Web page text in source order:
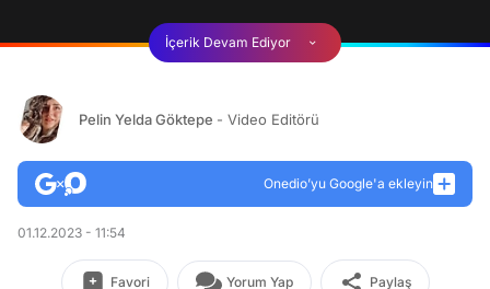
İçerik Devam Ediyor
Pelin Yelda Göktepe - Video Editörü
Onedio’yu Google'a ekleyin
01.12.2023 - 11:54
Favori Yorum Yap Paylaş